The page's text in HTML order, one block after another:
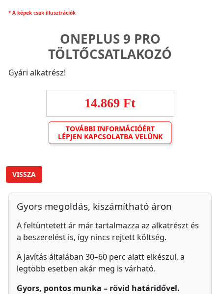
* A képek csak illusztrációk
ONEPLUS 9 PRO
TÖLTŐCSATLAKOZÓ
Gyári alkatrész!
14.869 Ft
TOVÁBBI INFORMÁCIÓÉRT
LÉPJEN KAPCSOLATBA VELÜNK
VISSZA
Gyors megoldás, kiszámítható áron
A feltüntetett ár már tartalmazza az alkatrészt és
a beszerelést is, így nincs rejtett költség.
A javítás általában 30–60 perc alatt elkészül, a
legtöbb esetben akár meg is várható.
Gyors, pontos munka – rövid határidővel.